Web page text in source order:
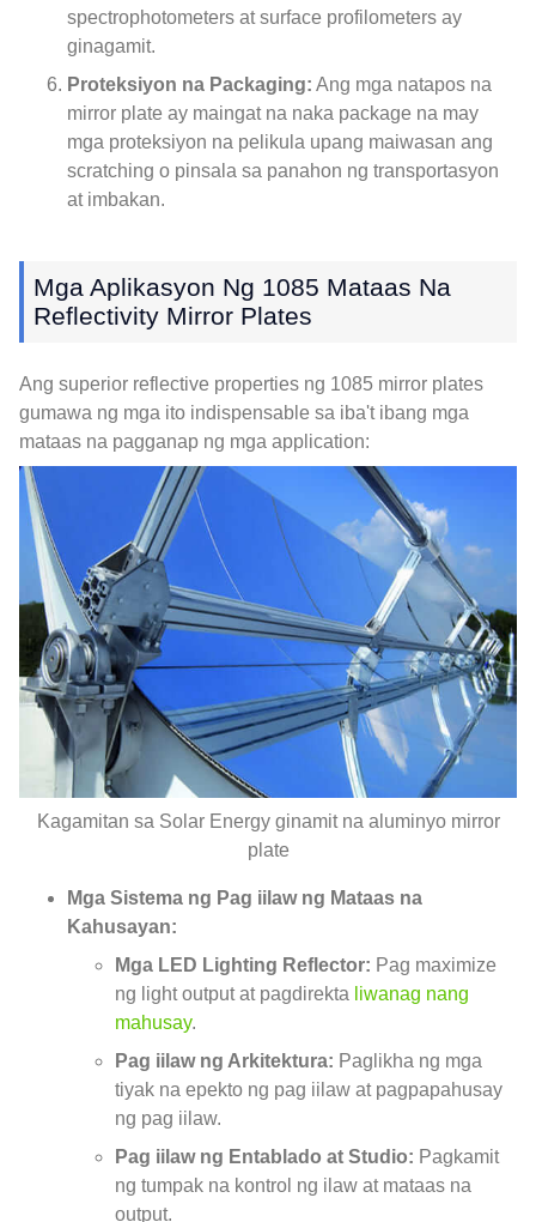
spectrophotometers at surface profilometers ay
ginagamit.
Proteksiyon na Packaging: Ang mga natapos na
mirror plate ay maingat na naka package na may
mga proteksiyon na pelikula upang maiwasan ang
scratching o pinsala sa panahon ng transportasyon
at imbakan.
Mga Aplikasyon Ng 1085 Mataas Na
Reflectivity Mirror Plates
Ang superior reflective properties ng 1085 mirror plates
gumawa ng mga ito indispensable sa iba't ibang mga
mataas na pagganap ng mga application:
Kagamitan sa Solar Energy ginamit na aluminyo mirror
plate
Mga Sistema ng Pag iilaw ng Mataas na
Kahusayan:
Mga LED Lighting Reflector: Pag maximize
ng light output at pagdirekta liwanag nang
mahusay.
Pag iilaw ng Arkitektura: Paglikha ng mga
tiyak na epekto ng pag iilaw at pagpapahusay
ng pag iilaw.
Pag iilaw ng Entablado at Studio: Pagkamit
ng tumpak na kontrol ng ilaw at mataas na
output.